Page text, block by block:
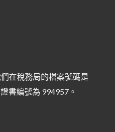
在稅務局的檔案號碼是
書編號為 994957。